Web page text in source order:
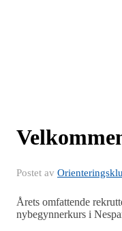
Postet av
Årets omfattende
nybegynnerkurs i